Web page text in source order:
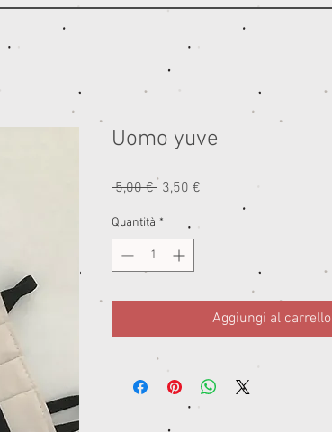
Uomo yuve
5,00 € Prezzo
3,50 €
scontato
Quantità *
Aggiungi al carrello